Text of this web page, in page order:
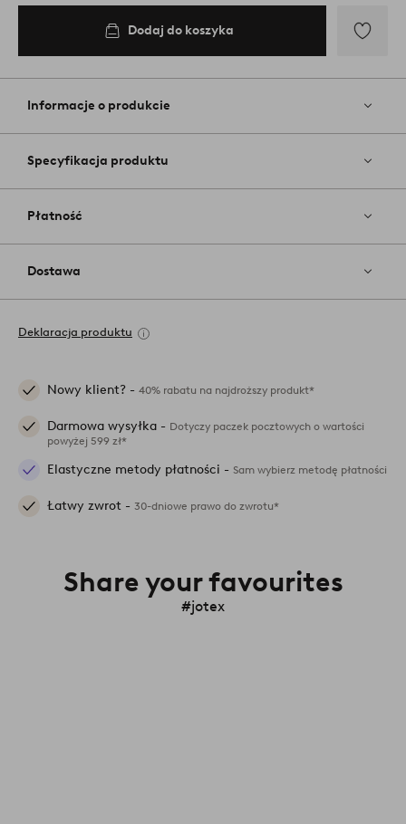
Dodaj do koszyka
do
Informacje o produkcie
Specyfikacja produktu
Płatność
Dostawa
Deklaracja produktu
Nowy klient? - 40% rabatu na najdroższy produkt*
Darmowa wysyłka - Dotyczy paczek pocztowych o wartości
powyżej 599 zł*
Elastyczne metody płatności - Sam wybierz metodę płatności
Łatwy zwrot - 30-dniowe prawo do zwrotu*
Share your favourites
#jotex